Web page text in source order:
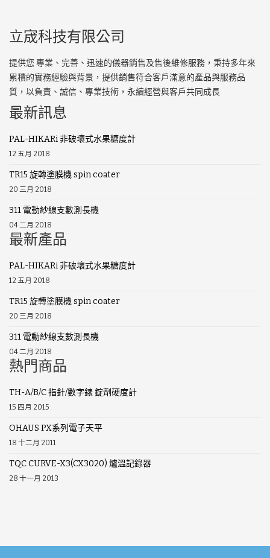
立宬科技有限公司
提供您 專業、完善、迅速的儀器銷售及售後維修服務，秉持多年來
累積的實務經驗與背景，提供銷售符合客戶滿意的產品與服務品
質，以負責、誠信、專業技術，永續經營與客戶共同成長
最新訊息
PAL-HIKARi 非破壞式水果糖度計
12 五月 2018
TR15 旋轉塗膜機 spin coater
20 三月 2018
311 電動紗線支數測長機
04 二月 2018
最新產品
PAL-HIKARi 非破壞式水果糖度計
12 五月 2018
TR15 旋轉塗膜機 spin coater
20 三月 2018
311 電動紗線支數測長機
04 二月 2018
熱門商品
TH-A/B/C 指針/數字錶 錠劑硬度計
15 四月 2015
OHAUS PX系列電子天平
18 十二月 2011
TQC CURVE-X3(CX3020) 爐溫記錄器
28 十一月 2013